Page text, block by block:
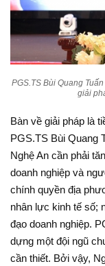
PGS.TS Bùi Quang
giải
Bàn về giải pháp là
PGS.TS Bùi Quang
Nghệ An cần phải
doanh nghiệp và
chính quyền địa
nhân lực kinh tế số;
đạo doanh nghiệp.
dựng một đội ngũ
cần thiết. Bởi vậy,